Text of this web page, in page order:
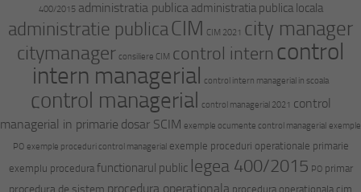
400/2015 administratia publica administratia publica locala
administratie publicaCIM CIM 2021 city manager
citymanager consiliere CIM control intern control
intern managerial control intern managerial in scoala
control managerial control managerial 2021 control
managerial in primarie dosar SCIM exemple ocumente control managerial exemple
PO exemple proceduri control managerial exemple proceduri operationale primarie
exemplu procedura functionarul public legea 400/2015 PO primar
procedura de sistem procedura operationala procedura operationala cim